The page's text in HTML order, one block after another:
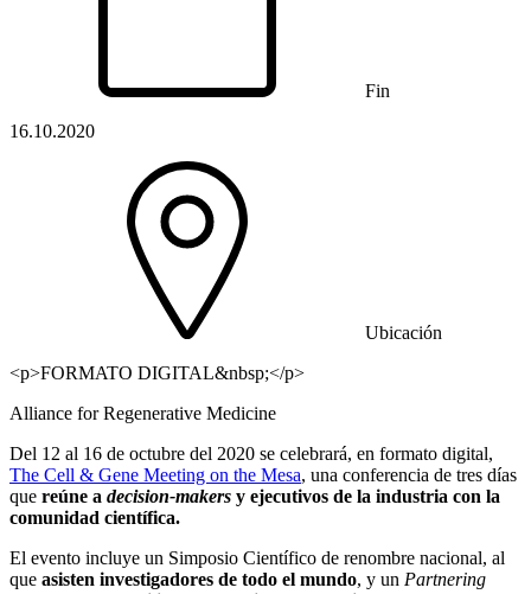
Fin
16.10.2020
Ubicación
<p>FORMATO DIGITAL&nbsp;</p>
Alliance for Regenerative Medicine
Del 12 al 16 de octubre del 2020 se celebrará, en formato digital,
The Cell & Gene Meeting on the Mesa, una conferencia de tres días
que reúne a decision-makers y ejecutivos de la industria con la
comunidad científica.
El evento incluye un Simposio Científico de renombre nacional, al
que asisten investigadores de todo el mundo, y un Partnering